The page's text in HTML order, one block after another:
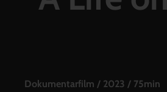
Dokumentarfilm / 2023 / 75min